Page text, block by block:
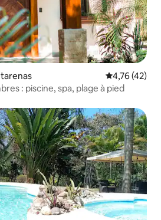
Évaluation
4,76 (42)
: piscine, spa, plage à pied